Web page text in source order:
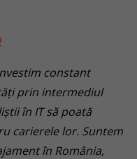
constant
prin intermediul
în IT să poată
carierele lor. Suntem
în România,